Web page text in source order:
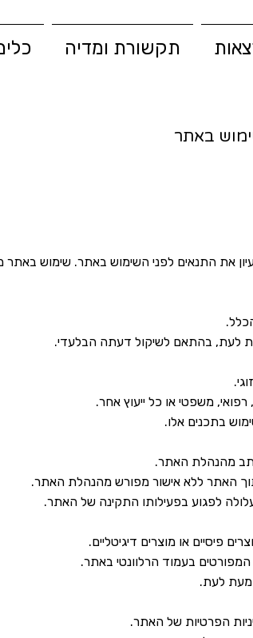
תקשורת ומדיה
באתר
את התנאים לפני השימוש באתר. שימוש